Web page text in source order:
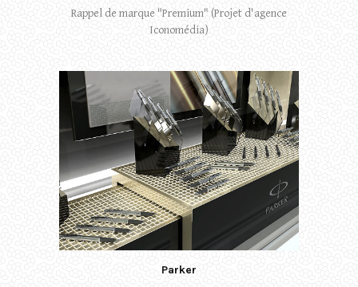
Rappel de marque "Premium" (Projet d'agence
Iconomédia)
Parker